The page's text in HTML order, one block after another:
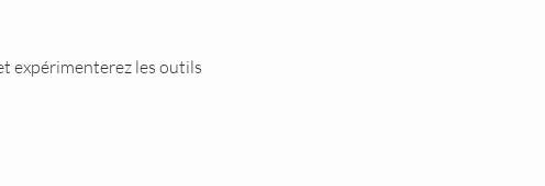
expérimenterez les outils